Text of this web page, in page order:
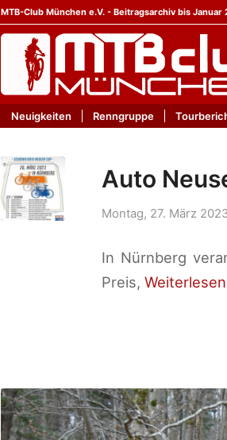
MTB-Club München e.V. - Beitragsarchiv bis Januar
Neuigkeiten Renngruppe
Auto
Montag, 27. März
In Nürnberg
Preis, Weiterlesen